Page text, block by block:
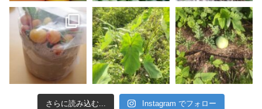
さらに読み込む... Instagram でフォロー